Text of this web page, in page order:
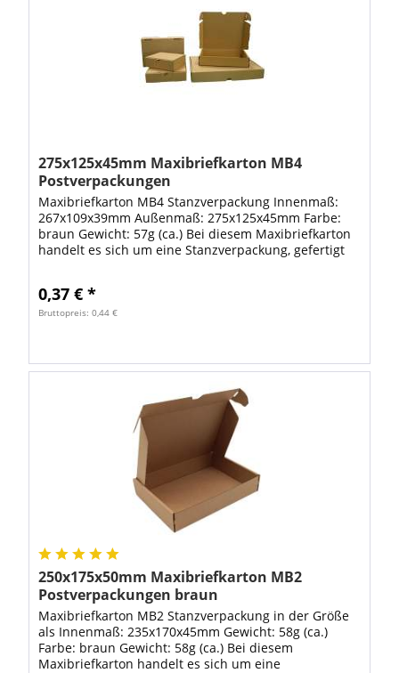
275x125x45mm Maxibriefkarton MB4
Postverpackungen
Maxibriefkarton MB4 Stanzverpackung Innenmaß:
267x109x39mm Außenmaß: 275x125x45mm Farbe:
braun Gewicht: 57g (ca.) Bei diesem Maxibriefkarton
handelt es sich um eine Stanzverpackung, gefertigt
0,37 € *
Bruttopreis: 0,44 €
250x175x50mm Maxibriefkarton MB2
Postverpackungen braun
Maxibriefkarton MB2 Stanzverpackung in der Größe
als Innenmaß: 235x170x45mm Gewicht: 58g (ca.)
Farbe: braun Gewicht: 58g (ca.) Bei diesem
Maxibriefkarton handelt es sich um eine